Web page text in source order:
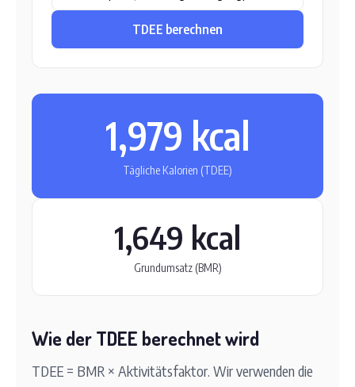
TDEE berechnen
1,979 kcal
Tägliche Kalorien (TDEE)
1,649 kcal
Grundumsatz (BMR)
Wie der TDEE berechnet wird
TDEE = BMR × Aktivitätsfaktor. Wir verwenden die